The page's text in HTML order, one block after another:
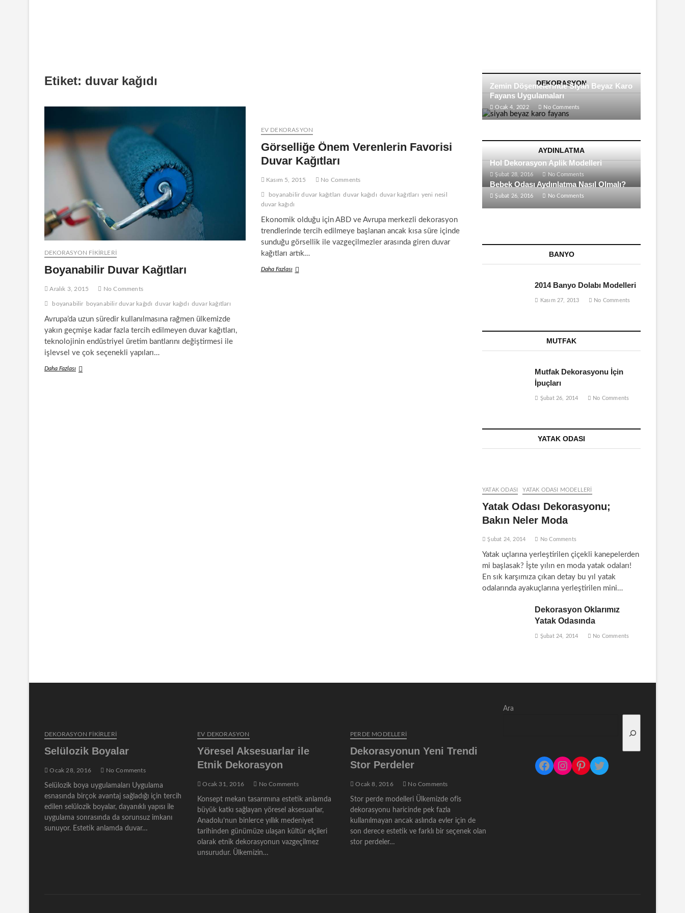
Etiket: duvar kağıdı
DEKORASYON FİKİRLERİ
Boyanabilir Duvar Kağıtları
Aralık 3, 2015 No Comments
boyanabilir boyanabilir duvar kağıdı duvar kağıdı duvar kağıtları
Avrupa’da uzun süredir kullanılmasına rağmen ülkemizde
yakın geçmişe kadar fazla tercih edilmeyen duvar kağıtları,
teknolojinin endüstriyel üretim bantlarını değiştirmesi ile
işlevsel ve çok seçenekli yapıları…
Daha FazlasıBoyanabilir
EV DEKORASYON
Görselliğe Önem Verenlerin Favorisi
Duvar Kağıtları
Kasım 5, 2015 No Comments
boyanabilir duvar kağıtları duvar kağıdı duvar kağıtları yeni nesil
duvar kağıdı
Ekonomik olduğu için ABD ve Avrupa merkezli dekorasyon
trendlerinde tercih edilmeye başlanan ancak kısa süre içinde
sunduğu görsellik ile vazgeçilmezler arasında giren duvar
kağıtları artık…
Daha FazlasıGörselliğe
DEKORASYON
Zemin Döşemelerinde Siyah Beyaz Karo
Fayans Uygulamaları
Ocak 4, 2022 No Comments
AYDINLATMA
Hol Dekorasyon Aplik Modelleri
Şubat 28, 2016 No Comments
Bebek Odası Aydınlatma Nasıl Olmalı?
Şubat 26, 2016 No Comments
BANYO
2014 Banyo Dolabı Modelleri
Kasım 27, 2013 No Comments
MUTFAK
Mutfak Dekorasyonu İçin
İpuçları
Şubat 26, 2014 No Comments
YATAK ODASI
YATAK ODASI YATAK ODASI MODELLERI
Yatak Odası Dekorasyonu;
Bakın Neler Moda
Şubat 24, 2014 No Comments
Yatak uçlarına yerleştirilen çiçekli kanepelerden
mi başlasak? İşte yılın en moda yatak odaları!
En sık karşımıza çıkan detay bu yıl yatak
odalarında ayakuçlarına yerleştirilen mini…
Dekorasyon Oklarımız
Yatak Odasında
Şubat 24, 2014 No Comments
DEKORASYON FİKİRLERİ
Selülozik Boyalar
Ocak 28, 2016 No Comments
Selülozik boya uygulamaları Uygulama
esnasında birçok avantaj sağladığı için tercih
edilen selülozik boyalar, dayanıklı yapısı ile
uygulama sonrasında da sorunsuz imkanı
sunuyor. Estetik anlamda duvar…
EV DEKORASYON
Yöresel Aksesuarlar ile
Etnik Dekorasyon
Ocak 31, 2016 No Comments
Konsept mekan tasarımına estetik anlamda
büyük katkı sağlayan yöresel aksesuarlar,
Anadolu’nun binlerce yıllık medeniyet
tarihinden günümüze ulaşan kültür elçileri
olarak etnik dekorasyonun vazgeçilmez
unsurudur. Ülkemizin…
PERDE MODELLERI
Dekorasyonun Yeni Trendi
Stor Perdeler
Ocak 8, 2016 No Comments
Stor perde modelleri Ülkemizde ofis
dekorasyonu haricinde pek fazla
kullanılmayan ancak aslında evler için de
son derece estetik ve farklı bir seçenek olan
stor perdeler…
Ara
Facebook
Instagram
Pinterest
Twitter